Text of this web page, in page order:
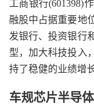
工商银行(601398)
融股中占据重要地
发银行、投资银行
型，加大科技投入
持了稳健的业绩增长
车规芯片半导